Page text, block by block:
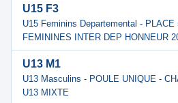
U15 F3
U15 Feminins Departemental -
FEMININES INTER DEP HONNEUR
U13 M1
U13 Masculins - POULE UNIQUE -
U13 MIXTE